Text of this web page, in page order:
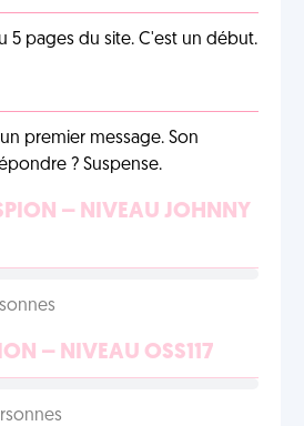
5 pages du site. C'est un début.
premier message. Son
? Suspense.
– NIVEAU JOHNNY
– NIVEAU OSS117